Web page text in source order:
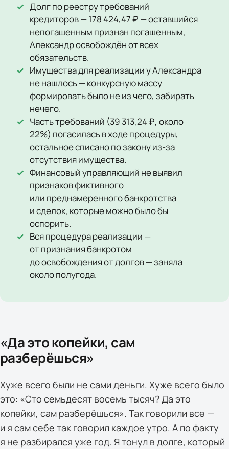
Долг по реестру требований
кредиторов — 178 424,47 ₽ — оставшийся
непогашенным признан погашенным,
Александр освобождён от всех
обязательств.
Имущества для реализации у Александра
не нашлось — конкурсную массу
формировать было не из чего, забирать
нечего.
Часть требований (39 313,24 ₽, около
22%) погасилась в ходе процедуры,
остальное списано по закону из-за
отсутствия имущества.
Финансовый управляющий не выявил
признаков фиктивного
или преднамеренного банкротства
и сделок, которые можно было бы
оспорить.
Вся процедура реализации —
от признания банкротом
до освобождения от долгов — заняла
около полугода.
«Да это копейки, сам
разберёшься»
Хуже всего были не сами деньги. Хуже всего было
это: «Сто семьдесят восемь тысяч? Да это
копейки, сам разберёшься». Так говорили все —
и я сам себе так говорил каждое утро. А по факту
я не разбирался уже год. Я тонул в долге, который